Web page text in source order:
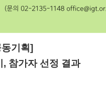
기획]
참가자 선정 결과